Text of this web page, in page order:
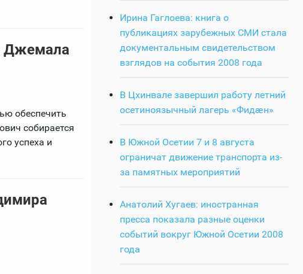
Джемала
обеспечить
собирается
успеха и
Ирина Гаглоева: книга о
публикациях зарубежных СМИ стала
документальным свидетельством
взглядов на события 2008 года
В Цхинвале завершил работу летний
осетиноязычный лагерь «Фидӕн»
В Южной Осетии 7 и 8 августа
ограничат движение транспорта из-
за памятных мероприятий
Анатолий Хугаев: иностранная
пресса показала разные оценки
событий вокруг Южной Осетии 2008
года